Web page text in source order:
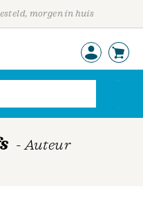
morgen in huis
- Auteur